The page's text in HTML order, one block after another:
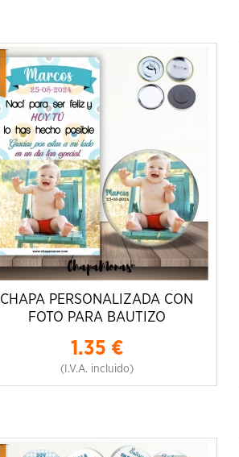
CHAPA PERSONALIZADA CON
FOTO PARA BAUTIZO
1.35 €
(I.V.A. incluido)